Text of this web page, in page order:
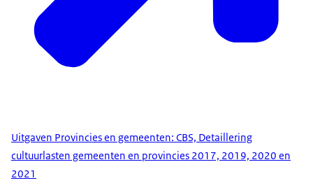
Publicatiedatum: 21 juli 2026
Uitgaven Provincies en gemeenten: CBS, Detaillering
cultuurlasten gemeenten en provincies 2017, 2019, 2020 en
2021